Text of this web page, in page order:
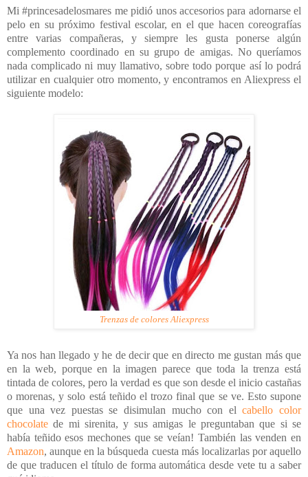
Mi #princesadelosmares me pidió unos accesorios para adornarse el
pelo en su próximo festival escolar, en el que hacen coreografías
entre varias compañeras, y siempre les gusta ponerse algún
complemento coordinado en su grupo de amigas. No queríamos
nada complicado ni muy llamativo, sobre todo porque así lo podrá
utilizar en cualquier otro momento, y encontramos en Aliexpress el
siguiente modelo:
Trenzas de colores Aliexpress
Ya nos han llegado y he de decir que en directo me gustan más que
en la web, porque en la imagen parece que toda la trenza está
tintada de colores, pero la verdad es que son desde el inicio castañas
o morenas, y solo está teñido el trozo final que se ve. Esto supone
que una vez puestas se disimulan mucho con elcabello color
chocolate de mi sirenita, y sus amigas le preguntaban que si se
había teñido esos mechones que se veían! También las venden en
Amazon, aunque en la búsqueda cuesta más localizarlas por aquello
de que traducen el título de forma automática desde vete tu a saber